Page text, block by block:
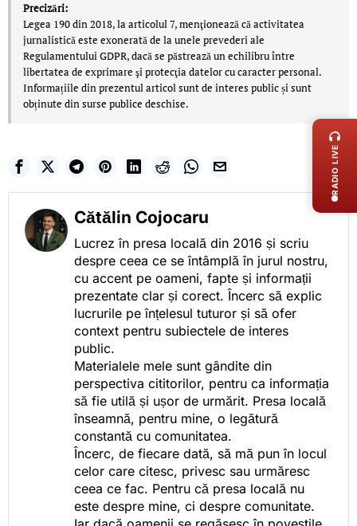
Precizări:
Legea 190 din 2018, la articolul 7, menţionează că activitatea
jurnalistică este exonerată de la unele prevederi ale
Regulamentului GDPR, dacă se păstrează un echilibru între
libertatea de exprimare şi protecţia datelor cu caracter personal.
Informațiile din prezentul articol sunt de interes public și sunt
obținute din surse publice deschise.
Cătălin Cojocaru
Lucrez în presa locală din 2016 și scriu
despre ceea ce se întâmplă în jurul nostru,
cu accent pe oameni, fapte și informații
prezentate clar și corect. Încerc să explic
lucrurile pe înțelesul tuturor și să ofer
context pentru subiectele de interes
public.
Materialele mele sunt gândite din
perspectiva cititorilor, pentru ca informația
să fie utilă și ușor de urmărit. Presa locală
înseamnă, pentru mine, o legătură
constantă cu comunitatea.
Încerc, de fiecare dată, să mă pun în locul
celor care citesc, privesc sau urmăresc
ceea ce fac. Pentru că presa locală nu
este despre mine, ci despre comunitate.
RADIO LIVE